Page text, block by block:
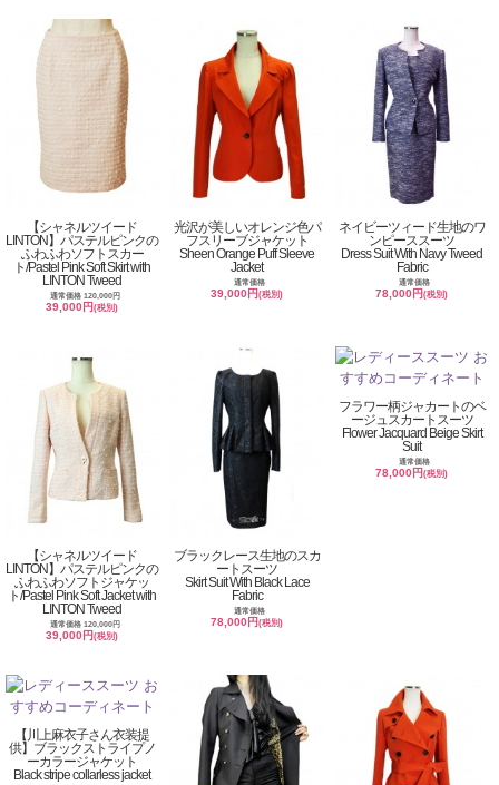
【シャネルツイード
LINTON】パステルピンクの
ふわふわソフトスカー
ト/Pastel Pink Soft Skirt with
LINTON Tweed
通常価格 120,000円
39,000円(税別)
光沢が美しいオレンジ色パ
フスリーブジャケット
Sheen Orange Puff Sleeve
Jacket
通常価格
39,000円(税別)
ネイビーツィード生地のワ
ンピーススーツ
Dress Suit With Navy Tweed
Fabric
通常価格
78,000円(税別)
【シャネルツイード
LINTON】パステルピンクの
ふわふわソフトジャケッ
ト/Pastel Pink Soft Jacket with
LINTON Tweed
通常価格 120,000円
39,000円(税別)
ブラックレース生地のスカ
ートスーツ
Skirt Suit With Black Lace
Fabric
通常価格
78,000円(税別)
フラワー柄ジャカートのベ
ージュスカートスーツ
Flower Jacquard Beige Skirt
Suit
通常価格
78,000円(税別)
【川上麻衣子さん衣装提
供】ブラックストライプノ
ーカラージャケット
Black stripe collarless jacket